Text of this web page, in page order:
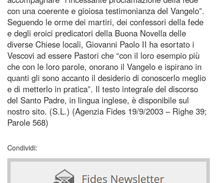
con una coerente e gioiosa testimonianza del Vangelo”.
Seguendo le orme dei martiri, dei confessori della fede
e degli eroici predicatori della Buona Novella delle
diverse Chiese locali, Giovanni Paolo II ha esortato i
Vescovi ad essere Pastori che “con il loro esempio più
che con le loro parole, onorano il Vangelo e ispirano in
quanti gli sono accanto il desiderio di conoscerlo meglio
e di metterlo in pratica”. Il testo integrale del discorso
del Santo Padre, in lingua inglese, è disponibile sul
nostro sito. (S.L.) (Agenzia Fides 19/9/2003 – Righe 39;
Parole 568)
Condividi: